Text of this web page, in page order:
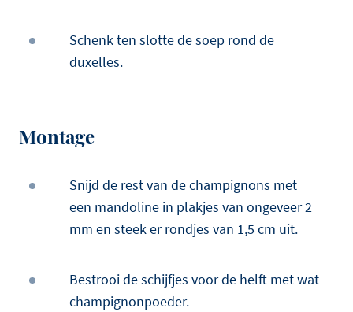
Schenk ten slotte de soep rond de
duxelles.
Montage
Snijd de rest van de champignons met
een mandoline in plakjes van ongeveer 2
mm en steek er rondjes van 1,5 cm uit.
Bestrooi de schijfjes voor de helft met wat
champignonpoeder.